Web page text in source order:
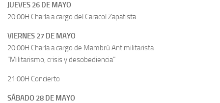
JUEVES 26 DE MAYO
20:00H Charla a cargo del Caracol Zapatista
VIERNES 27 DE MAYO
20:00H Charla a cargo de Mambrú Antimilitarista
“Militarismo, crisis y desobediencia”
21:00H Concierto
SÁBADO 28 DE MAYO